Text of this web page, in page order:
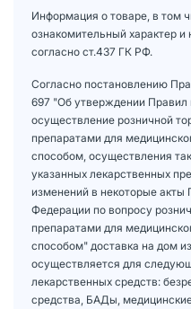
Информация о товаре, в том
ознакомительный характер и
согласно ст.437 ГК РФ.
Согласно постановлению
697 "Об утверждении
осуществление розничной
препаратами для
способом, осуществления
указанных лекарственных
изменений в некоторые акты
Федерации по вопросу
препаратами для
способом" доставка на дом
осуществляется для
лекарственных средств:
средства, БАДы,